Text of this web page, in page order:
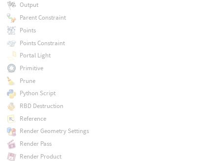
Output
Parent Constraint
Points
Points Constraint
Portal Light
Primitive
Prune
Python Script
RBD Destruction
Reference
Render Geometry Settings
Render Pass
Render Product